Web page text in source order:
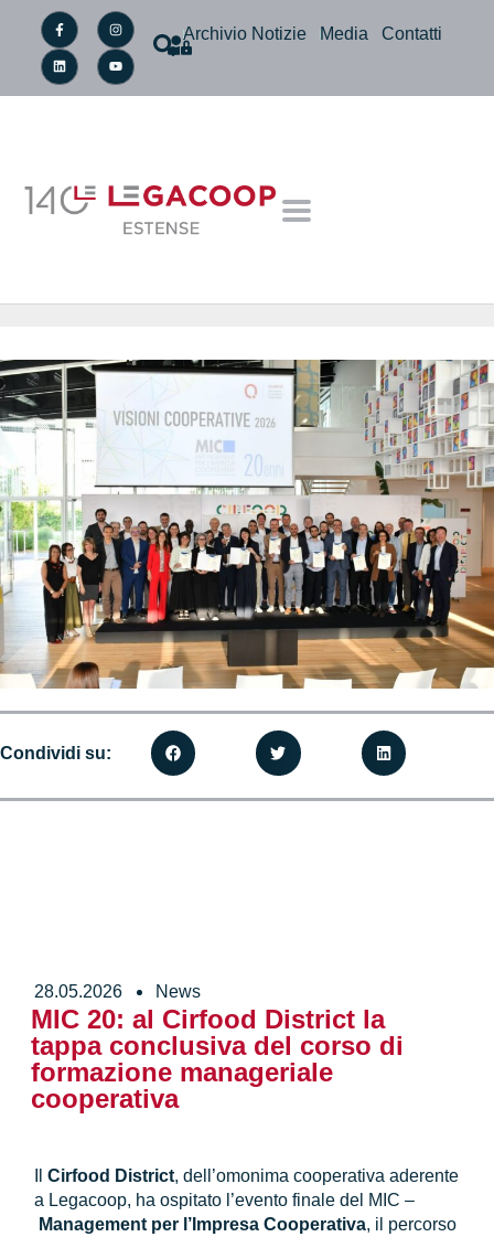
Archivio Notizie Media Contatti
28.05.2026 News
MIC 20: al Cirfood District la
tappa conclusiva del corso di
formazione manageriale
cooperativa
IlCirfood District, dell’omonima cooperativa aderente
a Legacoop, ha ospitato l’evento finale del MIC –
Management per l’Impresa Cooperativa, il percorso
Condividi su: